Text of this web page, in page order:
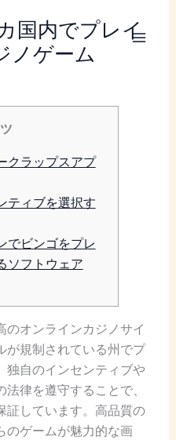
国内でプレイ
ノゲーム
クラップスアプ
ティブを選択す
でビンゴをプレ
ソフトウェア
のオンラインカジノサイ
が規制されている州でプ
独自のインセンティブや
律を遵守することで、
証しています。高品質の
のゲームが魅力的な画